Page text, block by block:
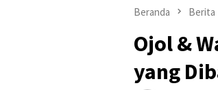
Beranda Berita
Ojol &
yang